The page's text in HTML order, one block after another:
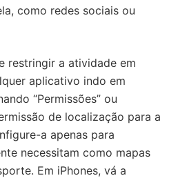
como redes sociais ou
restringir a atividade em
aplicativo indo em
“Permissões” ou
de localização para a
a apenas para
necessitam como mapas
Em iPhones, vá a